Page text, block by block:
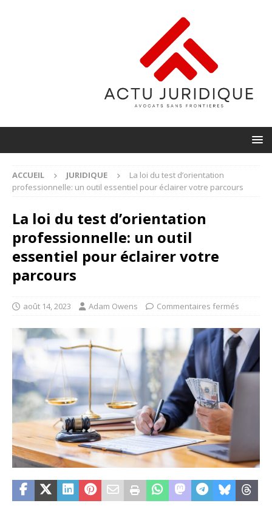
ACCUEIL JURIDIQUE
La loi du test d’orientation
professionnelle: un outil essentiel pour éclairer votre parcours
La loi du test d’orientation
professionnelle: un outil
essentiel pour éclairer votre
parcours
août 14, 2023 Adam Owens Commentaires fermés